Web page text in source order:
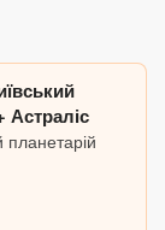
Астраліс